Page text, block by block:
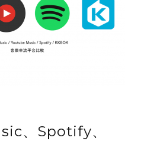
、Spotify、